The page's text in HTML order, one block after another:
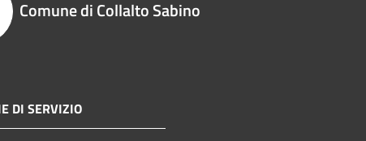
Comune di Collalto Sabino
DI SERVIZIO